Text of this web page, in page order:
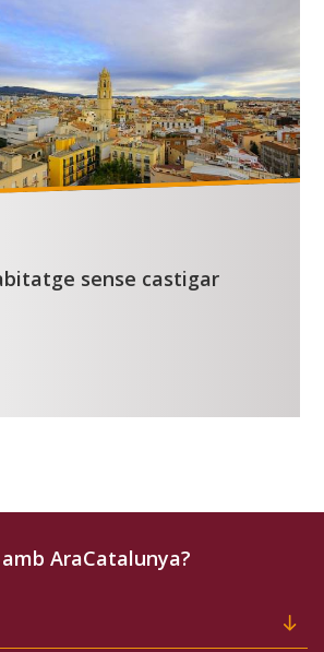
sense castigar
amb AraCatalunya?